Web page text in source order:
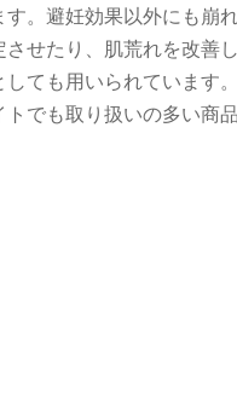
。避妊効果以外にも崩
せたり、肌荒れを改善
ても用いられています
でも取り扱いの多い商